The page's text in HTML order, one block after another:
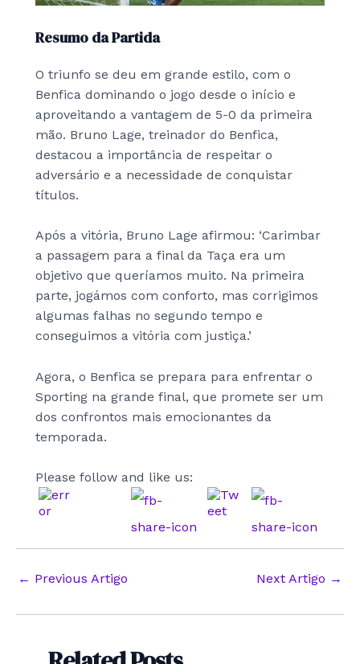
Resumo da Partida
O triunfo se deu em grande estilo, com o
Benfica dominando o jogo desde o início e
aproveitando a vantagem de 5-0 da primeira
mão. Bruno Lage, treinador do Benfica,
destacou a importância de respeitar o
adversário e a necessidade de conquistar
títulos.
Após a vitória, Bruno Lage afirmou: ‘Carimbar
a passagem para a final da Taça era um
objetivo que queríamos muito. Na primeira
parte, jogámos com conforto, mas corrigimos
algumas falhas no segundo tempo e
conseguimos a vitória com justiça.’
Agora, o Benfica se prepara para enfrentar o
Sporting na grande final, que promete ser um
dos confrontos mais emocionantes da
temporada.
Please follow and like us:
Post
← Previous Artigo Next Artigo →